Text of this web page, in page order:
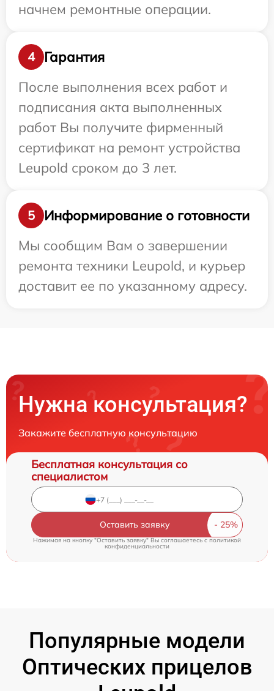
начнем ремонтные операции.
4
Гарантия
После выполнения всех работ и
подписания акта выполненных
работ Вы получите фирменный
сертификат на ремонт устройства
Leupold сроком до 3 лет.
5
Информирование о готовности
Мы сообщим Вам о завершении
ремонта техники Leupold, и курьер
доставит ее по указанному адресу.
Нужна консультация?
Закажите бесплатную консультацию
Бесплатная консультация со
специалистом
Оставить заявку
Нажимая на кнопку "Оставить заявку" Вы соглашаетесь c политикой
конфиденциальности
Популярные модели
Оптических прицелов